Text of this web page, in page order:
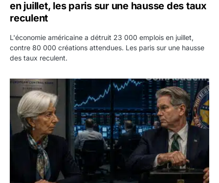
en juillet, les paris sur une hausse des taux
reculent
L'économie américaine a détruit 23 000 emplois en juillet,
contre 80 000 créations attendues. Les paris sur une hausse
des taux reculent.
Yen : Washington a vendu des euros sans prévenir la